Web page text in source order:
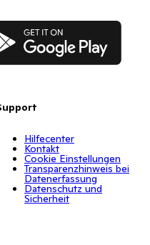
Play
Hilfecenter
Kontakt
Cookie Einstellungen
Transparenzhinweis bei
Datenerfassung
Datenschutz und
Sicherheit